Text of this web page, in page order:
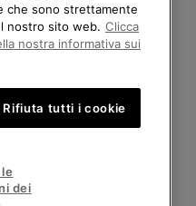
des Morgines, 12 1213
- 18:00
IN SOREL.
PAESE DI
disponibile
che sono strettamente
nostro sito web. Clicca
nostra informativa sui
Rifiuta tutti i cookie
dei